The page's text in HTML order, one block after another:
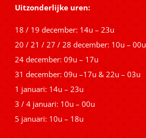
Uitzonderlijke uren:
18 / 19 december: 14u – 23u
20 / 21 / 27 / 28 december: 10u – 00u
24 december: 09u – 17u
31 december: 09u –17u & 22u – 03u
1 januari: 14u – 23u
3 / 4 januari: 10u – 00u
5 januari: 10u – 18u